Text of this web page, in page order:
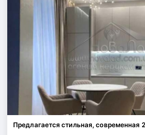
Предлагается стильная, современная